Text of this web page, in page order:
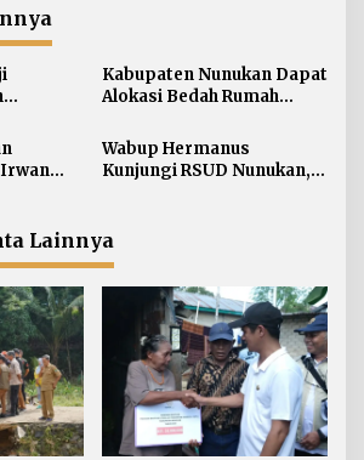
Kabupaten Nunukan Dapat
Alokasi Bedah Rumah
916 Unit
Wabup Hermanus
Kunjungi RSUD Nunukan,
Lainnya